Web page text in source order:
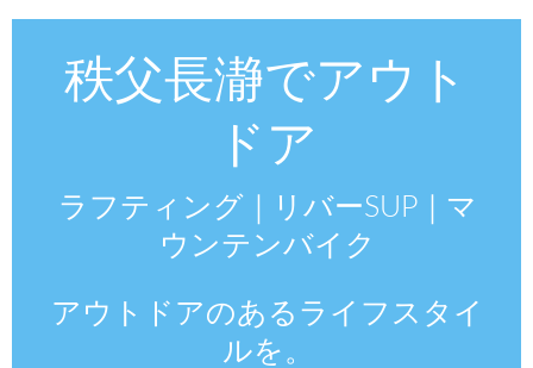
秩父長瀞でアウト
ドア
ラフティング｜リバーSUP｜マ
ウンテンバイク
アウトドアのあるライフスタイ
ルを。